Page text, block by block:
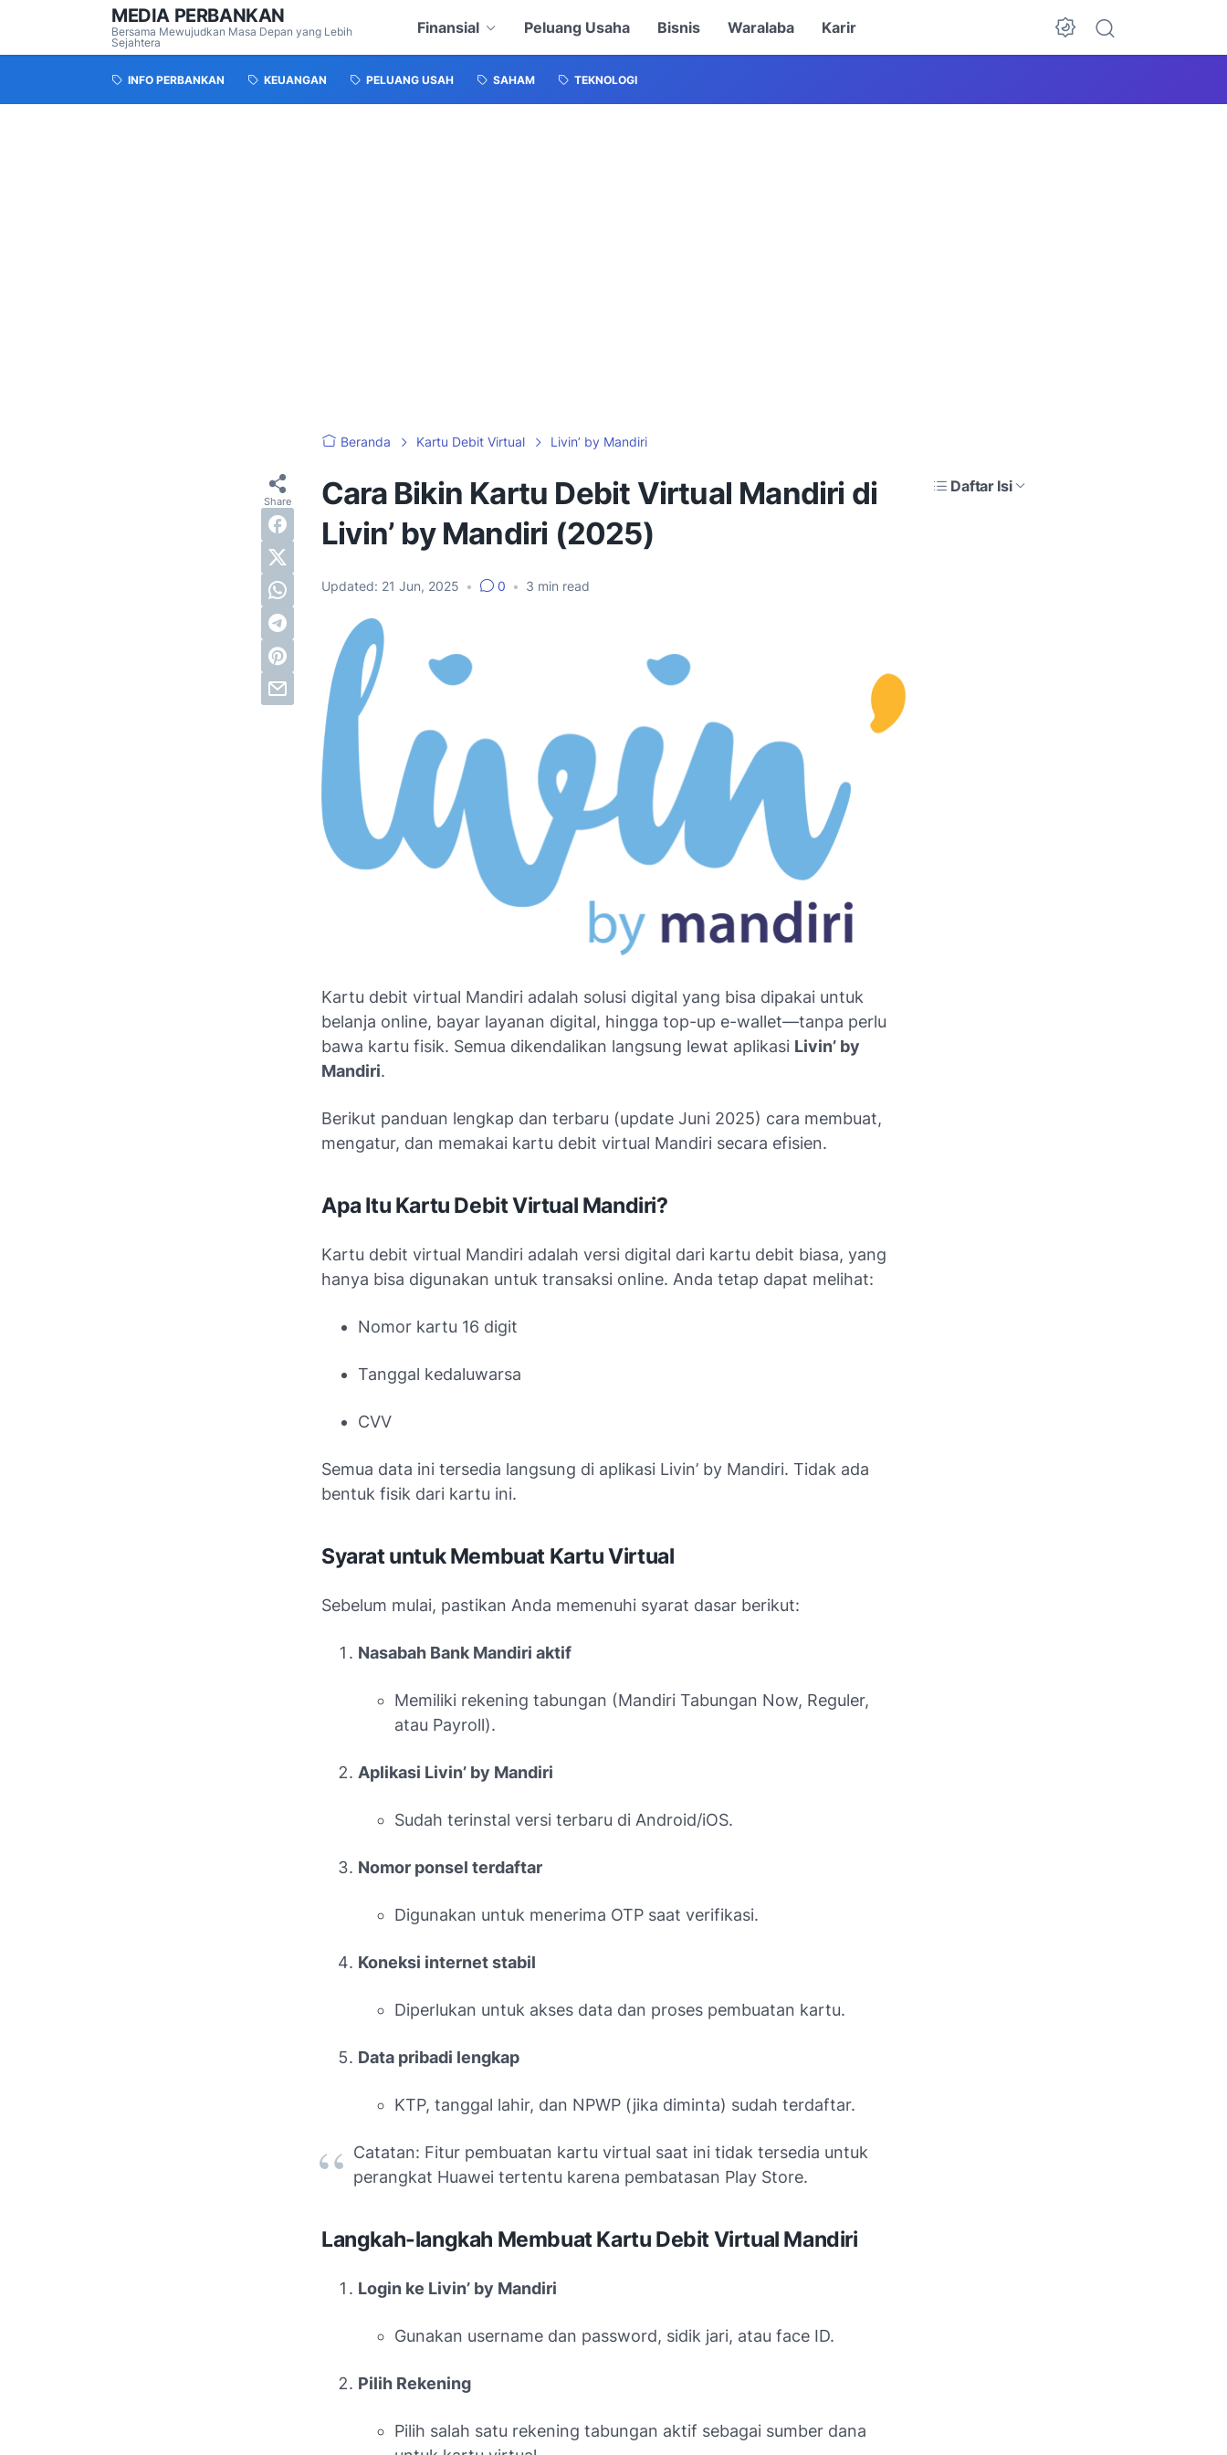
MEDIA PERBANKAN
Bersama Mewujudkan Masa Depan yang Lebih
Sejahtera
Finansial Peluang Usaha Bisnis Waralaba Karir
INFO PERBANKAN KEUANGAN PELUANG USAH SAHAM TEKNOLOGI
Beranda Kartu Debit Virtual Livin’ by Mandiri
Cara Bikin Kartu Debit Virtual Mandiri di
Livin’ by Mandiri (2025)
Updated: 21 Jun, 2025 • 0 • 3 min read
Daftar Isi
Kartu debit virtual Mandiri adalah solusi digital yang bisa dipakai untuk
belanja online, bayar layanan digital, hingga top-up e-wallet—tanpa perlu
bawa kartu fisik. Semua dikendalikan langsung lewat aplikasi Livin’ by
Mandiri.
Berikut panduan lengkap dan terbaru (update Juni 2025) cara membuat,
mengatur, dan memakai kartu debit virtual Mandiri secara efisien.
Apa Itu Kartu Debit Virtual Mandiri?
Kartu debit virtual Mandiri adalah versi digital dari kartu debit biasa, yang
hanya bisa digunakan untuk transaksi online. Anda tetap dapat melihat:
Nomor kartu 16 digit
Tanggal kedaluwarsa
CVV
Semua data ini tersedia langsung di aplikasi Livin’ by Mandiri. Tidak ada
bentuk fisik dari kartu ini.
Syarat untuk Membuat Kartu Virtual
Sebelum mulai, pastikan Anda memenuhi syarat dasar berikut:
Nasabah Bank Mandiri aktif
Memiliki rekening tabungan (Mandiri Tabungan Now, Reguler,
atau Payroll).
Aplikasi Livin’ by Mandiri
Sudah terinstal versi terbaru di Android/iOS.
Nomor ponsel terdaftar
Digunakan untuk menerima OTP saat verifikasi.
Koneksi internet stabil
Diperlukan untuk akses data dan proses pembuatan kartu.
Data pribadi lengkap
KTP, tanggal lahir, dan NPWP (jika diminta) sudah terdaftar.
Catatan: Fitur pembuatan kartu virtual saat ini tidak tersedia untuk
perangkat Huawei tertentu karena pembatasan Play Store.
Langkah-langkah Membuat Kartu Debit Virtual Mandiri
Login ke Livin’ by Mandiri
Gunakan username dan password, sidik jari, atau face ID.
Pilih Rekening
Pilih salah satu rekening tabungan aktif sebagai sumber dana